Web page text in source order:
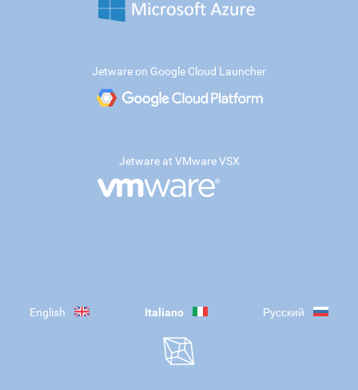
Jetware on Google Cloud Launcher
Jetware at VMware VSX
English Italiano Русский